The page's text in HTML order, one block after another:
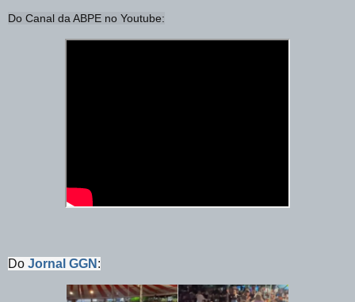
Do Canal da ABPE no Youtube:
Do Jornal GGN :